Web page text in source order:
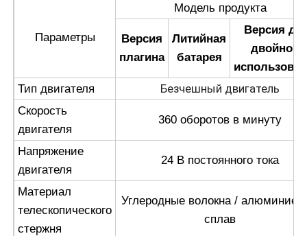
Параметры
Модель продукта
Версия
плагина
Литийная
батарея
Версия
двойного
Тип двигателя
Безчешный двигатель
Скорость
двигателя
360 оборотов в минуту
Напряжение
двигателя
24 В постоянного тока
Материал
телескопического
стержня
Углеродные волокна /
сплав